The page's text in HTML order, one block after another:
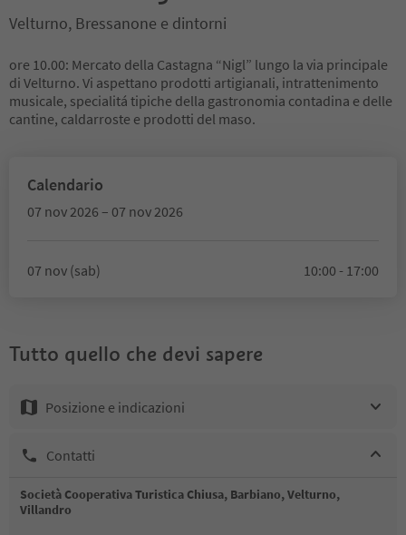
Velturno, Bressanone e dintorni
ore 10.00: Mercato della Castagna “Nigl” lungo la via principale
di Velturno. Vi aspettano prodotti artigianali, intrattenimento
musicale, specialitá tipiche della gastronomia contadina e delle
cantine, caldarroste e prodotti del maso.
Calendario
07 nov 2026 – 07 nov 2026
07 nov (sab) 10:00 - 17:00
Tutto quello che devi sapere
Posizione e indicazioni
Contatti
Società Cooperativa Turistica Chiusa, Barbiano, Velturno,
Villandro